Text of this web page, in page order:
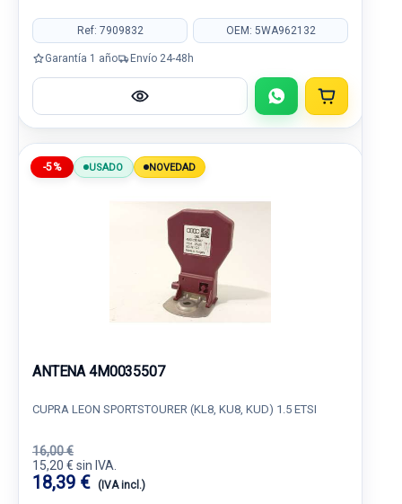
Ref: 7909832 OEM: 5WA962132
Garantía 1 año Envío 24-48h
-5% USADO NOVEDAD
ANTENA 4M0035507
CUPRA LEON SPORTSTOURER (KL8, KU8, KUD) 1.5 ETSI
16,00 €
15,20 € sin IVA.
18,39 € (IVA incl.)